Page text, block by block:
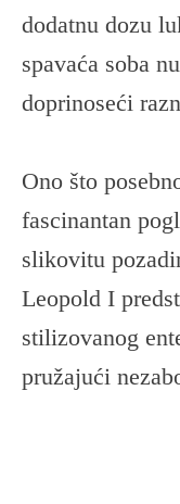
dodatnu dozu
spavaća soba
doprinoseći
Ono što
fascinantan
slikovitu
Leopold I
stilizovanog
pružajući